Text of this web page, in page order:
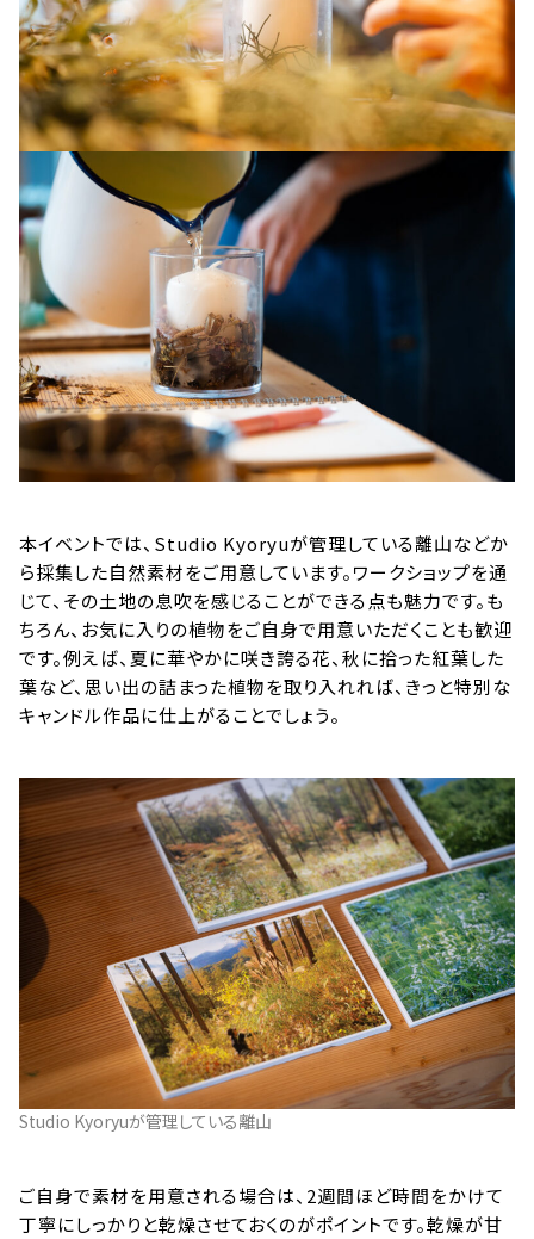
本イベントでは、Studio Kyoryuが管理している離山などか
ら採集した自然素材をご用意しています。ワークショップを通
じて、その土地の息吹を感じることができる点も魅力です。も
ちろん、お気に入りの植物をご自身で用意いただくことも歓迎
です。例えば、夏に華やかに咲き誇る花、秋に拾った紅葉した
葉など、思い出の詰まった植物を取り入れれば、きっと特別な
キャンドル作品に仕上がることでしょう。
Studio Kyoryuが管理している離山
ご自身で素材を用意される場合は、2週間ほど時間をかけて
丁寧にしっかりと乾燥させておくのがポイントです。乾燥が甘